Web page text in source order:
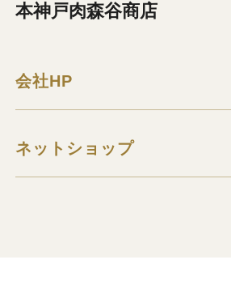
本神戸肉森谷商店
会社HP
ネットショップ